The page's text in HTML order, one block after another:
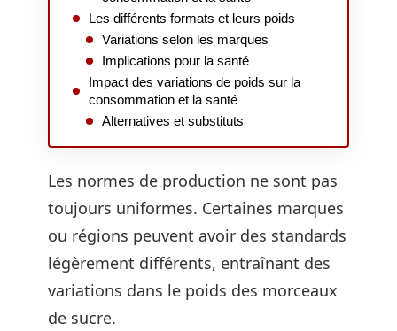
Les différents formats et leurs poids
Variations selon les marques
Implications pour la santé
Impact des variations de poids sur la
consommation et la santé
Alternatives et substituts
Les normes de production ne sont pas
toujours uniformes. Certaines marques
ou régions peuvent avoir des standards
légèrement différents, entraînant des
variations dans le poids des morceaux
de sucre.